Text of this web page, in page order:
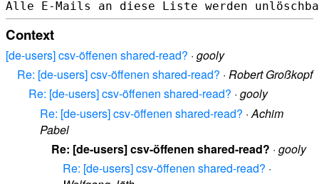
Context
[de-users] csv-öffenen shared-read? · gooly
Re: [de-users] csv-öffenen shared-read? · Robert Großkopf
Re: [de-users] csv-öffenen shared-read? · gooly
Re: [de-users] csv-öffenen shared-read? ·Achim
Pabel
Re: [de-users] csv-öffenen shared-read? · gooly
Re: [de-users] csv-öffenen shared-read? ·